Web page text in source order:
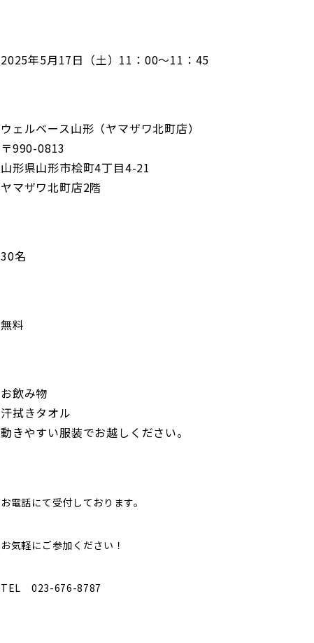
2025年5月17日（土）11：00～11：45
ウェルベース山形（ヤマザワ北町店）
〒990-0813
山形県山形市桧町4丁目4-21
ヤマザワ北町店2階
30名
無料
お飲み物
汗拭きタオル
動きやすい服装でお越しください。
お電話にて受付しております。
お気軽にご参加ください！
TEL 023-676-8787